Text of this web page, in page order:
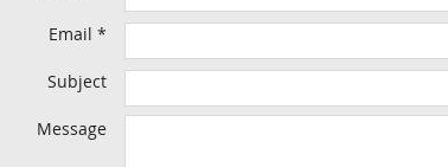
Email *
Subject
Message